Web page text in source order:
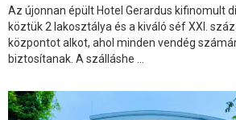
Az újonnan épült Hotel Gerardus kifinomult
köztük 2 lakosztálya és a kiváló séf XXI.
központot alkot, ahol minden vendég
biztosítanak. A szálláshe ...